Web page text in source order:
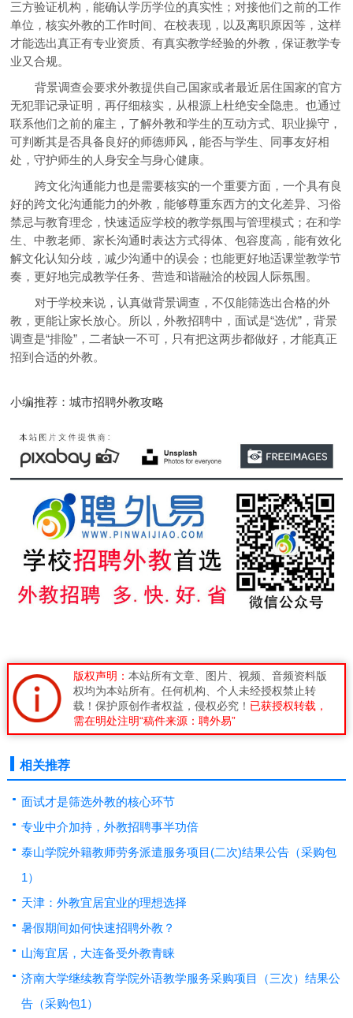
三方验证机构，能确认学历学位的真实性；对接他们之前的工作
单位，核实外教的工作时间、在校表现，以及离职原因等，这样
才能选出真正有专业资质、有真实教学经验的外教，保证教学专
业又合规。
背景调查会要求外教提供自己国家或者最近居住国家的官方
无犯罪记录证明，再仔细核实，从根源上杜绝安全隐患。也通过
联系他们之前的雇主，了解外教和学生的互动方式、职业操守，
可判断其是否具备良好的师德师风，能否与学生、同事友好相
处，守护师生的人身安全与身心健康。
跨文化沟通能力也是需要核实的一个重要方面，一个具有良
好的跨文化沟通能力的外教，能够尊重东西方的文化差异、习俗
禁忌与教育理念，快速适应学校的教学氛围与管理模式；在和学
生、中教老师、家长沟通时表达方式得体、包容度高，能有效化
解文化认知分歧，减少沟通中的误会；也能更好地适课堂教学节
奏，更好地完成教学任务、营造和谐融洽的校园人际氛围。
对于学校来说，认真做背景调查，不仅能筛选出合格的外
教，更能让家长放心。所以，外教招聘中，面试是“选优”，背景
调查是“排险”，二者缺一不可，只有把这两步都做好，才能真正
招到合适的外教。
小编推荐：城市招聘外教攻略
版权声明： 本站所有文章、图片、视频、音频资料版
权均为本站所有。任何机构、个人未经授权禁止转
载！保护原创作者权益，侵权必究！ 已获授权转载，
需在明处注明“稿件来源：聘外易”
相关推荐
面试才是筛选外教的核心环节
专业中介加持，外教招聘事半功倍
泰山学院外籍教师劳务派遣服务项目(二次)结果公告（采购包
1）
天津：外教宜居宜业的理想选择
暑假期间如何快速招聘外教？
山海宜居，大连备受外教青睐
济南大学继续教育学院外语教学服务采购项目（三次）结果公
告（采购包1）